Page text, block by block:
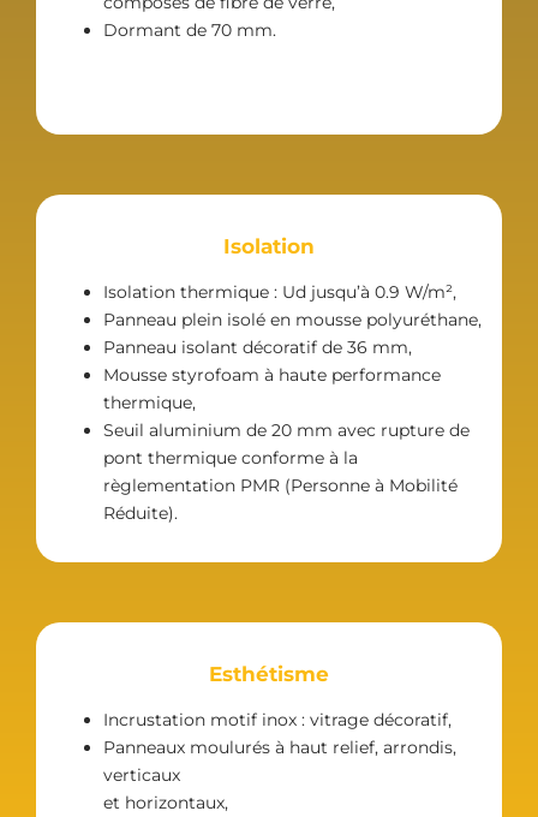
Dormant de 70 mm.
Isolation
Isolation thermique : Ud jusqu’à 0.9 W/m²,
Panneau plein isolé en mousse polyuréthane,
Panneau isolant décoratif de 36 mm,
Mousse styrofoam à haute performance
thermique,
Seuil aluminium de 20 mm avec rupture de
pont thermique conforme à la
règlementation PMR (Personne à Mobilité
Réduite).
Esthétisme
Incrustation motif inox : vitrage décoratif,
Panneaux moulurés à haut relief, arrondis,
verticaux
et horizontaux,